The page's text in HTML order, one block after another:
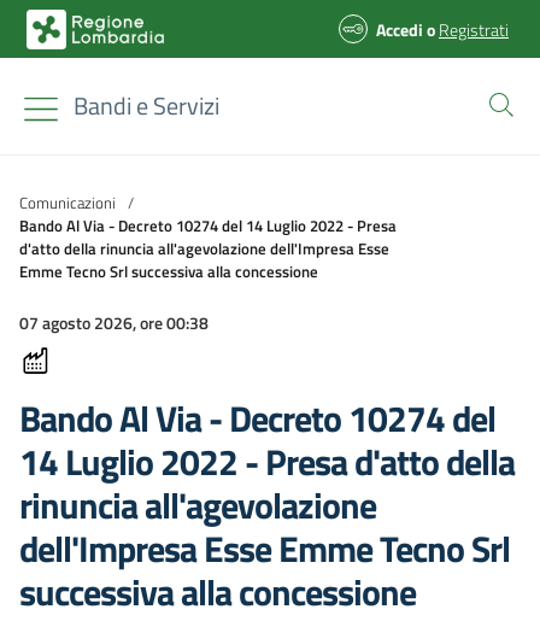
AccedioRegistrati
Bandi e Servizi
Comunicazioni /
Bando Al Via - Decreto 10274 del 14 Luglio 2022 - Presa
d'atto della rinuncia all'agevolazione dell'Impresa Esse
Emme Tecno Srl successiva alla concessione
07 agosto 2026, ore 00:38
Bando Al Via - Decreto 10274 del
14 Luglio 2022 - Presa d'atto della
rinuncia all'agevolazione
dell'Impresa Esse Emme Tecno Srl
successiva alla concessione